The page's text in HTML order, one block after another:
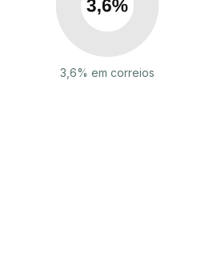
3,6% em correios